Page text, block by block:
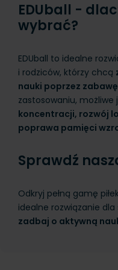
EDUball -
wybrać?
EDUball to idealne
i rodziców, którzy chcą
nauki poprzez zabawę
zastosowaniu, możliwe
koncentracji, rozwój
poprawa pamięci
Sprawdź
Odkryj pełną gamę
idealne rozwiązanie
zadbaj o aktywną